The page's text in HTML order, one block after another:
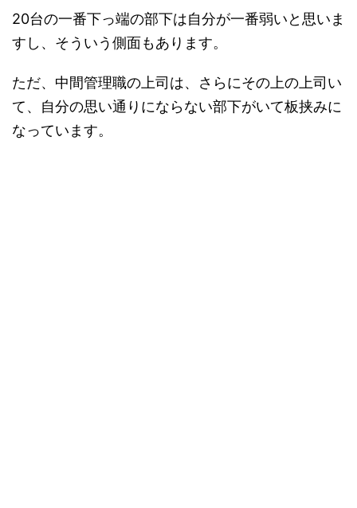
20台の一番下っ端の部下は自分が一番弱いと思いま
すし、そういう側面もあります。
ただ、中間管理職の上司は、さらにその上の上司い
て、自分の思い通りにならない部下がいて板挟みに
なっています。